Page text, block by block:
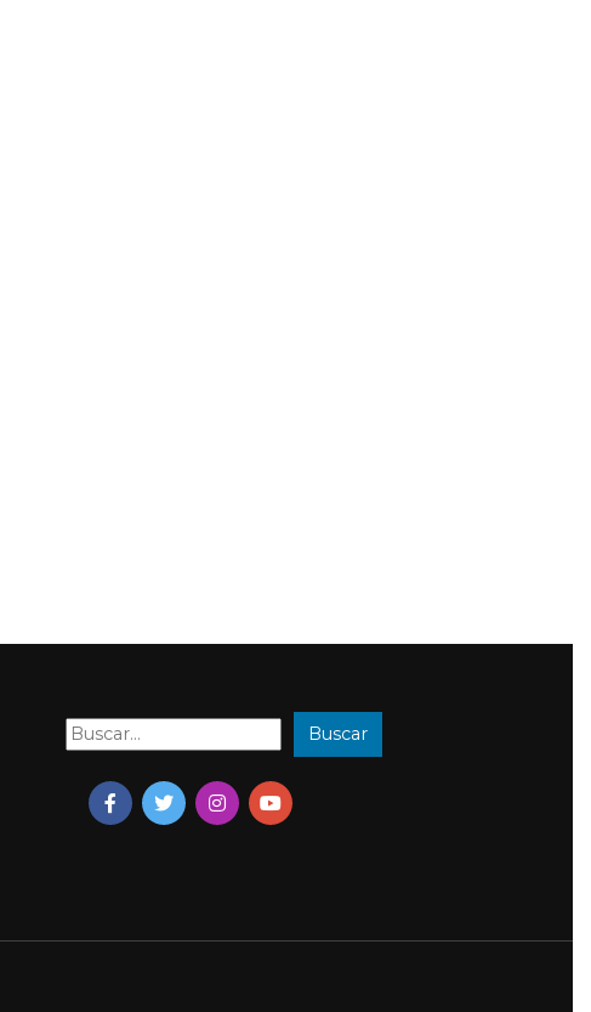
Buscar: Buscar